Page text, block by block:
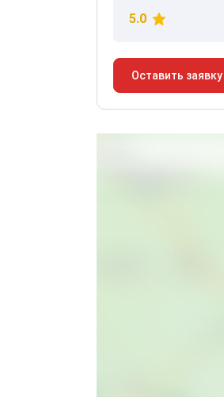
5.0
Оставить заявку